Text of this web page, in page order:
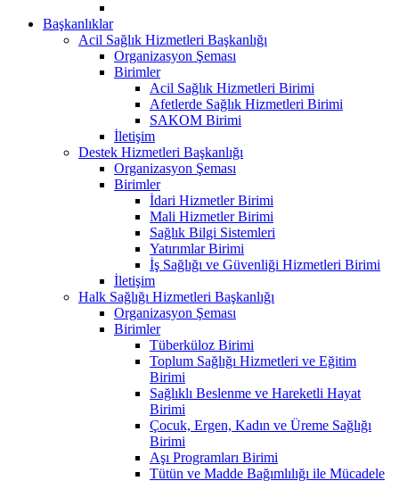
Başkanlıklar
Acil Sağlık Hizmetleri Başkanlığı
Organizasyon Şeması
Birimler
Acil Sağlık Hizmetleri Birimi
Afetlerde Sağlık Hizmetleri Birimi
SAKOM Birimi
İletişim
Destek Hizmetleri Başkanlığı
Organizasyon Şeması
Birimler
İdari Hizmetler Birimi
Mali Hizmetler Birimi
Sağlık Bilgi Sistemleri
Yatırımlar Birimi
İş Sağlığı ve Güvenliği Hizmetleri Birimi
İletişim
Halk Sağlığı Hizmetleri Başkanlığı
Organizasyon Şeması
Birimler
Tüberküloz Birimi
Toplum Sağlığı Hizmetleri ve Eğitim
Birimi
Sağlıklı Beslenme ve Hareketli Hayat
Birimi
Çocuk, Ergen, Kadın ve Üreme Sağlığı
Birimi
Aşı Programları Birimi
Tütün ve Madde Bağımlılığı ile Mücadele